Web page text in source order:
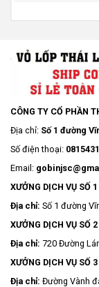
CÔNG TY CỔ PHẦN
Địa chỉ: Số 1 đường
Số điện thoại:
Email:
XƯỞNG DỊCH VỤ SỐ
Địa chỉ: Số 1 đường
XƯỞNG DỊCH VỤ SỐ
Địa chỉ: 720 Đường
XƯỞNG DỊCH VỤ SỐ
Địa chỉ: Đường Vành